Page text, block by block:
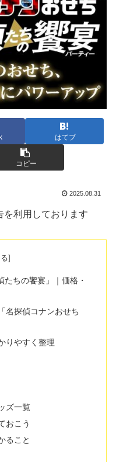
はてブ
コピー
2025.08.31
を利用しております
ちの饗宴」｜価格・
名探偵コナンおせち
りやすく整理
ズ一覧
おこう
ること